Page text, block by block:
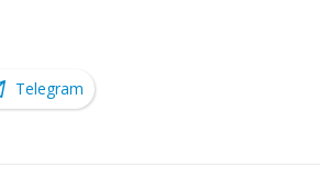
Telegram